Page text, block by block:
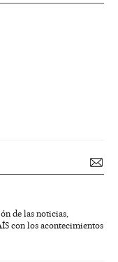
de las noticias,
con los acontecimientos